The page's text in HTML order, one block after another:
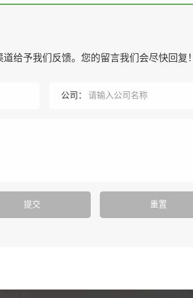
给予我们反馈。您的留言我们会尽快回复！
公司：